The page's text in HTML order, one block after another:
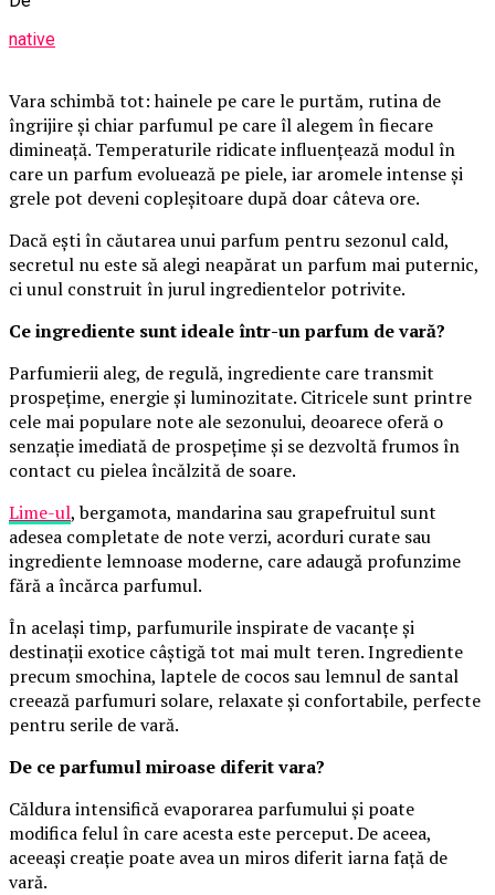
native
Vara schimbă tot: hainele pe care le purtăm, rutina de
îngrijire și chiar parfumul pe care îl alegem în fiecare
dimineață. Temperaturile ridicate influențează modul în
care un parfum evoluează pe piele, iar aromele intense și
grele pot deveni copleșitoare după doar câteva ore.
Dacă ești în căutarea unui parfum pentru sezonul cald,
secretul nu este să alegi neapărat un parfum mai puternic,
ci unul construit în jurul ingredientelor potrivite.
Ce ingrediente sunt ideale într-un parfum de vară?
Parfumierii aleg, de regulă, ingrediente care transmit
prospețime, energie și luminozitate. Citricele sunt printre
cele mai populare note ale sezonului, deoarece oferă o
senzație imediată de prospețime și se dezvoltă frumos în
contact cu pielea încălzită de soare.
Lime-ul, bergamota, mandarina sau grapefruitul sunt
adesea completate de note verzi, acorduri curate sau
ingrediente lemnoase moderne, care adaugă profunzime
fără a încărca parfumul.
În același timp, parfumurile inspirate de vacanțe și
destinații exotice câștigă tot mai mult teren. Ingrediente
precum smochina, laptele de cocos sau lemnul de santal
creează parfumuri solare, relaxate și confortabile, perfecte
pentru serile de vară.
De ce parfumul miroase diferit vara?
Căldura intensifică evaporarea parfumului și poate
modifica felul în care acesta este perceput. De aceea,
aceeași creație poate avea un miros diferit iarna față de
vară.